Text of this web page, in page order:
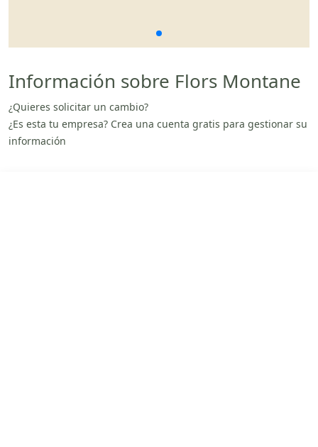
Información sobre Flors Montane
¿Quieres solicitar un cambio?
¿Es esta tu empresa? Crea una cuenta gratis para gestionar su
información